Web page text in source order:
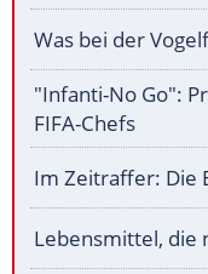
Was bei der
"Infanti-No Go":
FIFA-Chefs
Im Zeitraffer: Die
Lebensmittel, die